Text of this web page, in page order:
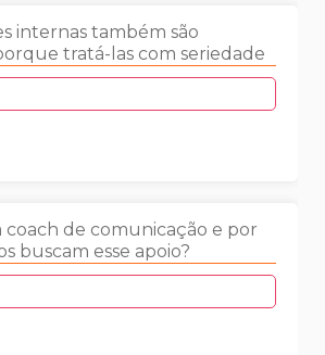
internas também são
tratá-las com seriedade
de comunicação e por
buscam esse apoio?